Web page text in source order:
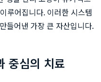
루어집니다. 이러한 시스템
들어낸 가장 큰 자산입니다.
중심의 치료